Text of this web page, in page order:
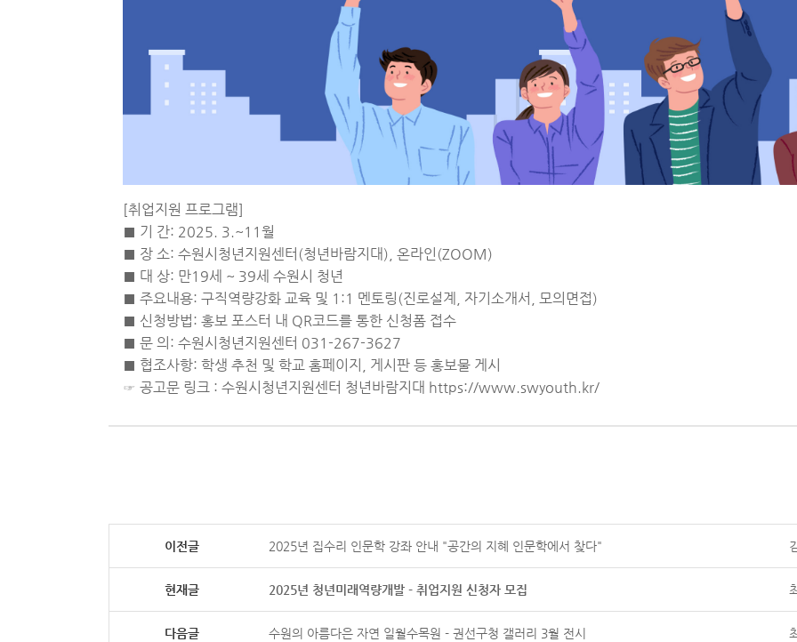
[취업지원 프로그램]
■ 기 간: 2025. 3.~11월
■ 장 소: 수원시청년지원센터(청년바람지대), 온라인(ZOOM)
■ 대 상: 만19세 ~ 39세 수원시 청년
■ 주요내용: 구직역량강화 교육 및 1:1 멘토링(진로설계, 자기소개서, 모의면접)
■ 신청방법: 홍보 포스터 내 QR코드를 통한 신청폼 접수
■ 문 의: 수원시청년지원센터 031-267-3627
■ 협조사항: 학생 추천 및 학교 홈페이지, 게시판 등 홍보물 게시
☞ 공고문 링크 : 수원시청년지원센터 청년바람지대 https://www.swyouth.kr/
이전글 2025년 집수리 인문학 강좌 안내 "공간의 지혜 인문학에서 찾다"
현재글 2025년 청년미래역량개발 - 취업지원 신청자 모집
다음글 수원의 아름다은 자연 일월수목원 - 권선구청 갤러리 3월 전시